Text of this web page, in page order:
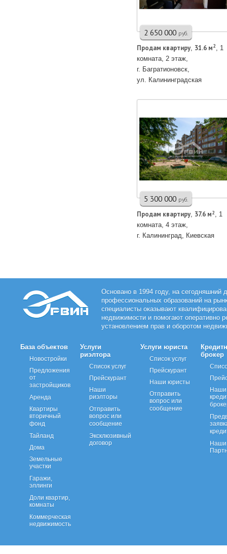
2 650 000 руб.
Продам квартирy, 31.6 м2
, 1
комната, 2 этаж,
г. Багратионовск,
ул. Калининградская
5 300 000 руб.
Продам квартирy, 37.6 м2, 1
комната, 4 этаж,
г. Калининград, Киевская
Основано в 1994 году, на сегодняшний
профессиональных образований на
специалисты оказывают
недвижимости и помогают оперативно
установлением прав и оборотом
База объектов
Новостройки
Предложения
от
застройщиков
Аренда
Квартиры
вторичный
фонд
Тайланд
Дома
Земельные
участки
Гаражи,
эллинги
Доли квартир,
комнаты
Коммерческая
недвижимость
Услуги
риэлтора
Список услуг
Прейскурант
Наши
риэлторы
Отправить
вопрос или
сообщение
Эксклюзивный
договор
Услуги юриста
Список услуг
Прейскурант
Наши юристы
Отправить
вопрос или
сообщение
брокер
Наши
Наши